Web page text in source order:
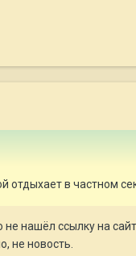
отдыхает в частном
нашёл ссылку на
не новость.